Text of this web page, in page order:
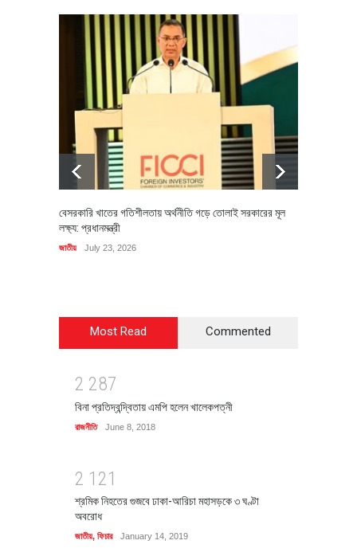
বেসরকারি খাতের গতিশীলতায় অর্থনীতি গড়ে তোলাই সরকারের মূল
লক্ষ্য: প্রধানমন্ত্রী
জাতীয় July 23, 2026
Most Read Commented
2 287
বিনা প্রতিদ্বন্দ্বিতায় এমপি হলেন খালেকপত্নী
রাজনীতি June 8, 2018
2 1 21
শ্রমিক নিহতের গুজবে ঢাকা-আরিচা মহাসড়কে ৩ ঘণ্টা
অবরোধ
জাতীয়, ফিচার January 14, 2019